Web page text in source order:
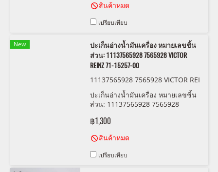
สินค้าหมด
เปรียบเทียบ
New
ปะเก็นอ่างน้ำมันเครื่อง หมายเลขชิ้น
ส่วน: 11137565928 7565928 VICTOR
REINZ 71-15257-00
11137565928 7565928 VICTOR REI
NZ 71-15257-00
ปะเก็นอ่างน้ำมันเครื่อง หมายเลขชิ้น
ส่วน: 11137565928 7565928
฿1,300
สินค้าหมด
เปรียบเทียบ